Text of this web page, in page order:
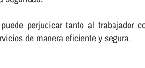
perjudicar tanto al trabajador
de manera eficiente y segura.